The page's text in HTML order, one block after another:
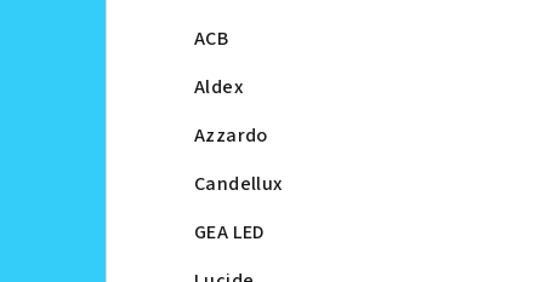
ACB
Aldex
Azzardo
Candellux
GEA LED